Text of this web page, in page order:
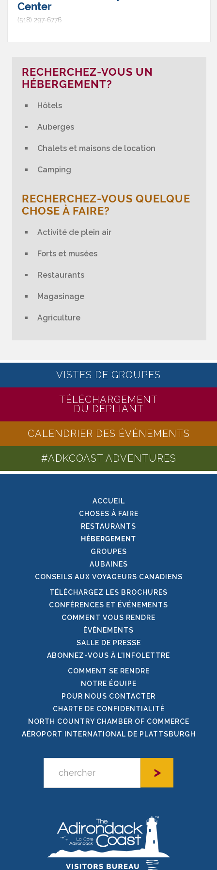
Center
(518) 297-6776
RECHERCHEZ-VOUS UN
HÉBERGEMENT?
Hôtels
Auberges
Chalets et maisons de location
Camping
RECHERCHEZ-VOUS QUELQUE
CHOSE À FAIRE?
Activité de plein air
Forts et musées
Restaurants
Magasinage
Agriculture
VISTES DE GROUPES
TÉLÉCHARGEMENT
DU DÉPLIANT
CALENDRIER DES ÉVÈNEMENTS
#ADKCOAST ADVENTURES
ACCUEIL
CHOSES À FAIRE
RESTAURANTS
HÉBERGEMENT
GROUPES
AUBAINES
CONSEILS AUX VOYAGEURS CANADIENS
TÉLÉCHARGEZ LES BROCHURES
CONFÉRENCES ET ÉVÉNEMENTS
COMMENT VOUS RENDRE
ÉVÉNEMENTS
SALLE DE PRESSE
ABONNEZ-VOUS À L’INFOLETTRE
COMMENT SE RENDRE
NOTRE ÉQUIPE
POUR NOUS CONTACTER
CHARTE DE CONFIDENTIALITÉ
NORTH COUNTRY CHAMBER OF COMMERCE
AÉROPORT INTERNATIONAL DE PLATTSBURGH